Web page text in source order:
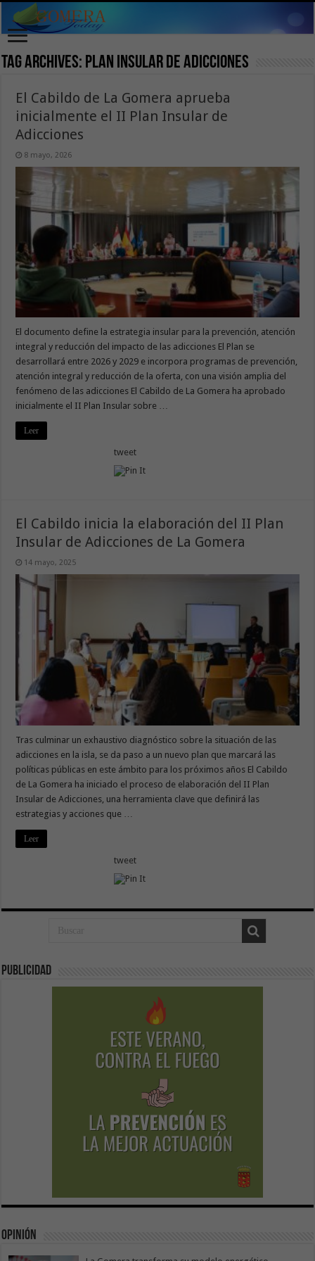
Tag Archives: Plan Insular de Adicciones
El Cabildo de La Gomera aprueba
inicialmente el II Plan Insular de
Adicciones
8 mayo, 2026
El documento define la estrategia insular para la prevención, atención
integral y reducción del impacto de las adicciones El Plan se
desarrollará entre 2026 y 2029 e incorpora programas de prevención,
atención integral y reducción de la oferta, con una visión amplia del
fenómeno de las adicciones El Cabildo de La Gomera ha aprobado
inicialmente el II Plan Insular sobre …
Leer
tweet
El Cabildo inicia la elaboración del II Plan
Insular de Adicciones de La Gomera
14 mayo, 2025
Tras culminar un exhaustivo diagnóstico sobre la situación de las
adicciones en la isla, se da paso a un nuevo plan que marcará las
políticas públicas en este ámbito para los próximos años El Cabildo
de La Gomera ha iniciado el proceso de elaboración del II Plan
Insular de Adicciones, una herramienta clave que definirá las
estrategias y acciones que …
Leer
tweet
Publicidad
Opinión